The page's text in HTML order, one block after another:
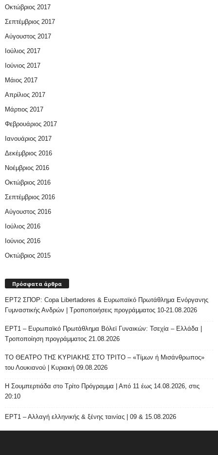
Οκτώβριος 2017
Σεπτέμβριος 2017
Αύγουστος 2017
Ιούλιος 2017
Ιούνιος 2017
Μάιος 2017
Απρίλιος 2017
Μάρτιος 2017
Φεβρουάριος 2017
Ιανουάριος 2017
Δεκέμβριος 2016
Νοέμβριος 2016
Οκτώβριος 2016
Σεπτέμβριος 2016
Αύγουστος 2016
Ιούλιος 2016
Ιούνιος 2016
Οκτώβριος 2015
Πρόσφατα άρθρα
ΕΡΤ2 ΣΠΟΡ: Copa Libertadores & Ευρωπαϊκό Πρωτάθλημα Ενόργανης
Γυμναστικής Ανδρών | Τροποποιήσεις προγράμματος 10-21.08.2026
ΕΡΤ1 – Ευρωπαϊκό Πρωτάθλημα Βόλεϊ Γυναικών: Τσεχία – Ελλάδα |
Τροποποίηση προγράμματος 21.08.2026
ΤΟ ΘΕΑΤΡΟ ΤΗΣ ΚΥΡΙΑΚΗΣ ΣΤΟ ΤΡΙΤΟ – «Τίμων ή Μισάνθρωπος»
του Λουκιανού | Κυριακή 09.08.2026
H Σουμπερτιάδα στο Τρίτο Πρόγραμμα | Από 11 έως 14.08.2026, στις
20:10
ΕΡΤ1 – Αλλαγή ελληνικής & ξένης ταινίας | 09 & 15.08.2026